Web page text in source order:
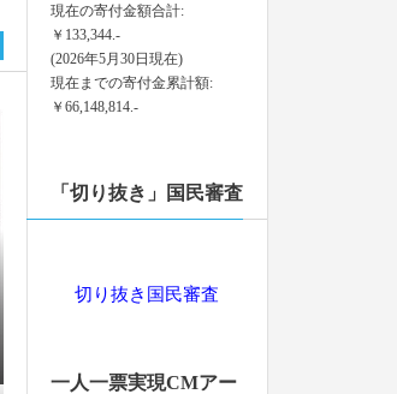
現在の寄付金額合計:
￥133,344.-
(2026年5月30日現在)
現在までの寄付金累計額:
￥66,148,814.-
「切り抜き」国民審査
切り抜き国民審査
一人一票実現CMアー